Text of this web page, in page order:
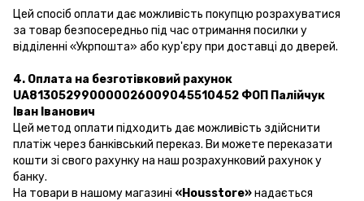
Цей спосіб оплати дає можливість покупцю розрахуватися
за товар безпосередньо під час отримання посилки у
відділенні «Укрпошта» або кур'єру при доставці до дверей.
4. Оплата на безготівковий рахунок
UA813052990000026009045510452 ФОП Палійчук
Іван Іванович
Цей метод оплати підходить дає можливість здійснити
платіж через банківський переказ. Ви можете переказати
кошти зі свого рахунку на наш розрахунковий рахунок у
банку.
На товари в нашому магазині «Housstore»надається